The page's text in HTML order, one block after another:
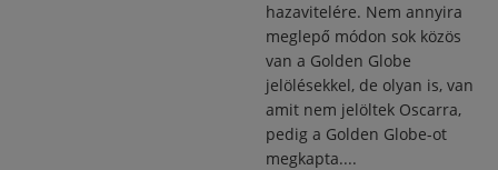
hazavitelére. Nem annyira
meglepő módon sok közös
van a Golden Globe
jelölésekkel, de olyan is, van
amit nem jelöltek Oscarra,
pedig a Golden Globe-ot
megkapta....